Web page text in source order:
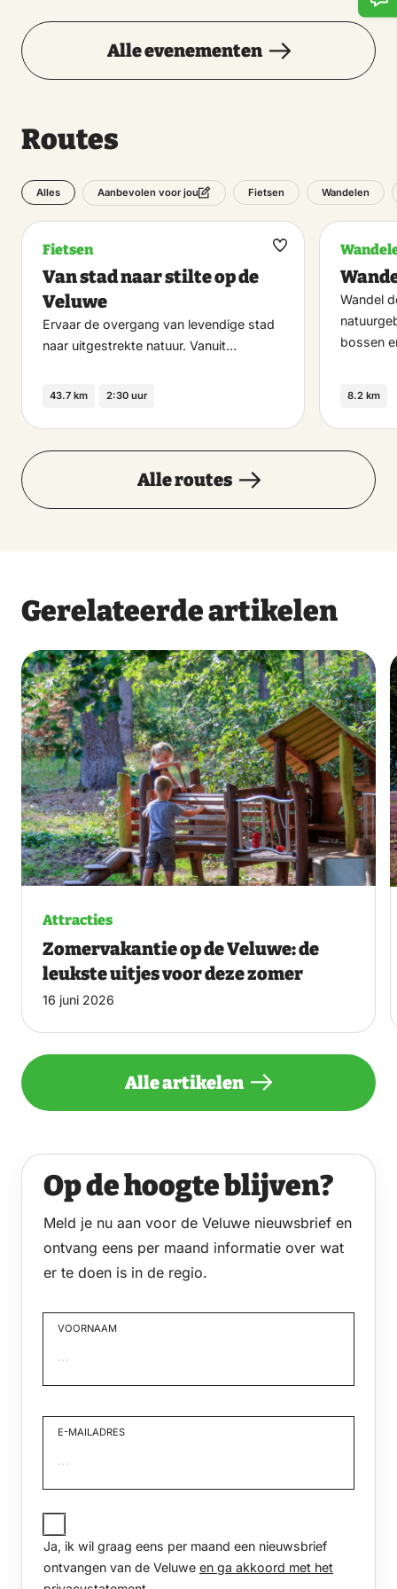
Alle evenementen
Routes
Alles Aanbevolen voor jou Fietsen Wandelen
Fietsen
Van stad naar stilte op de
Veluwe
Ervaar de overgang van levendige stad
naar uitgestrekte natuur. Vanuit…
43.7 km 2:30 uur
Maak
Wandel
bossen
8.2 km
Alle routes
Gerelateerde artikelen
Attracties
Zomervakantie op de Veluwe: de
leukste uitjes voor deze zomer
16 juni 2026
Alle artikelen
Op de hoogte blijven?
Meld je nu aan voor de Veluwe nieuwsbrief en
ontvang eens per maand informatie over wat
er te doen is in de regio.
VOORNAAM
E-MAILADRES
JA,
IK
WIL
GRAAG
Ja, ik wil graag eens per maand een nieuwsbrief
ontvangen van de Veluwe en ga akkoord met het